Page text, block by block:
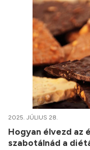
2025. JÚLIUS 28.
Hogyan élvezd az
szabotálnád a